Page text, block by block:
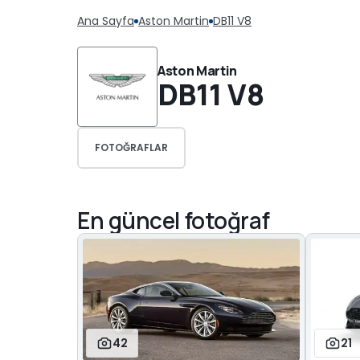
Ana Sayfa Aston Martin DB11 V8
Aston Martin
DB11 V8
FOTOĞRAFLAR
En güncel fotoğraf
42 21